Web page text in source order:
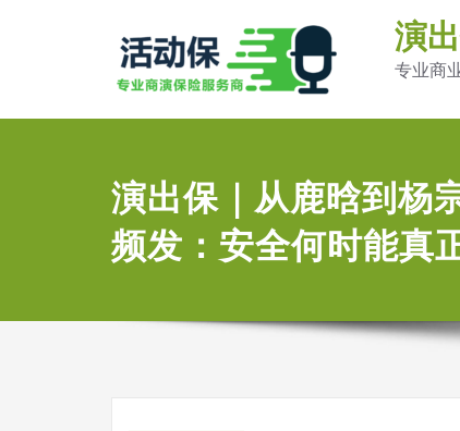
演
专业商
演出保｜从鹿晗到杨
频发：安全何时能真